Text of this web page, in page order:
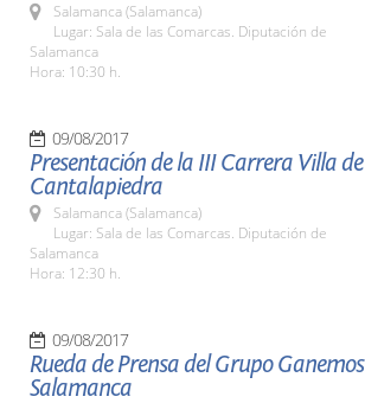
Salamanca (Salamanca)
Lugar: Sala de las Comarcas. Diputación de
Salamanca
Hora: 10:30 h.
09/08/2017
Presentación de la III Carrera Villa de
Cantalapiedra
Salamanca (Salamanca)
Lugar: Sala de las Comarcas. Diputación de
Salamanca
Hora: 12:30 h.
09/08/2017
Rueda de Prensa del Grupo Ganemos
Salamanca